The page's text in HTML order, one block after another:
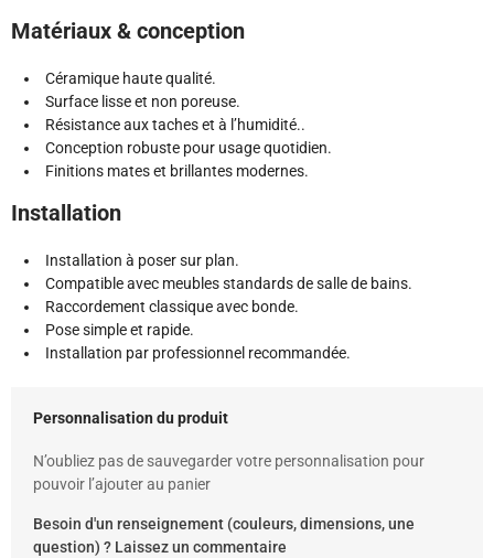
Matériaux & conception
Céramique haute qualité.
Surface lisse et non poreuse.
Résistance aux taches et à l’humidité..
Conception robuste pour usage quotidien.
Finitions mates et brillantes modernes.
Installation
Installation à poser sur plan.
Compatible avec meubles standards de salle de bains.
Raccordement classique avec bonde.
Pose simple et rapide.
Installation par professionnel recommandée.
Personnalisation du produit
N’oubliez pas de sauvegarder votre personnalisation pour
pouvoir l’ajouter au panier
Besoin d'un renseignement (couleurs, dimensions, une
question) ? Laissez un commentaire